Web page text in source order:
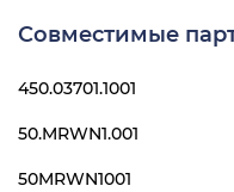
Совместимые
450.03701.1001
50.MRWN1.001
50MRWN1001